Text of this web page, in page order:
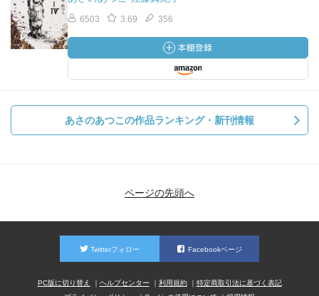
6503 3.69 356
あさのあつこの作品ランキング・新刊情報
ページの先頭へ
Twitterフォロー Facebookページ
PC版に切り替え ヘルプセンター 利用規約
特定商取引法に基づく表記